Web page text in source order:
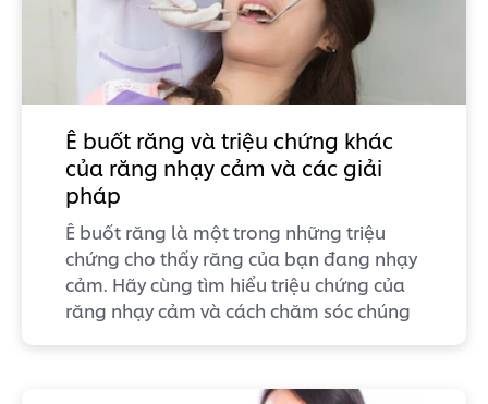
Ê buốt răng và triệu chứng khác
của răng nhạy cảm và các giải
pháp
Ê buốt răng là một trong những triệu
chứng cho thấy răng của bạn đang nhạy
cảm. Hãy cùng tìm hiểu triệu chứng của
răng nhạy cảm và cách chăm sóc chúng